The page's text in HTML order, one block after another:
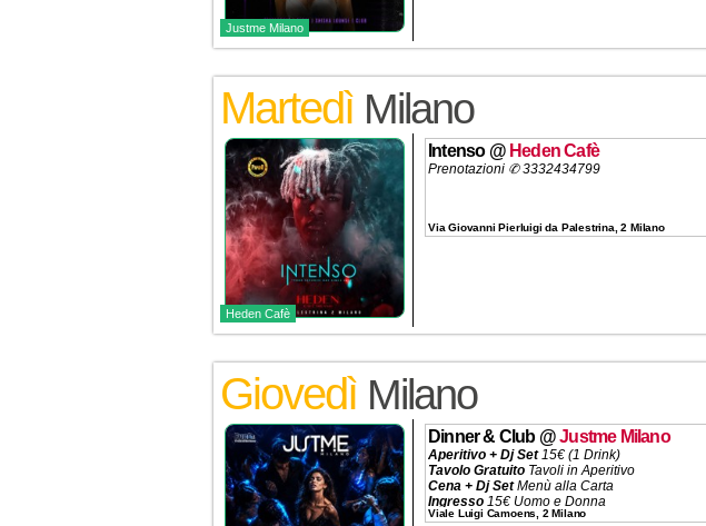
Justme Milano
Martedì Milano
Heden Cafè
Intenso@ Heden Cafè
Prenotazioni ✆3332434799
Via Giovanni Pierluigi da Palestrina, 2 Milano
Giovedì Milano
Dinner & Club@Justme Milano
Aperitivo + Dj Set15€ (1 Drink)
Tavolo Gratuito Tavoli in Aperitivo
Cena + Dj SetMenù alla Carta
Ingresso 15€ Uomo e Donna
Tavolo320€ (5 Ingressi)
Viale Luigi Camoens, 2 Milano